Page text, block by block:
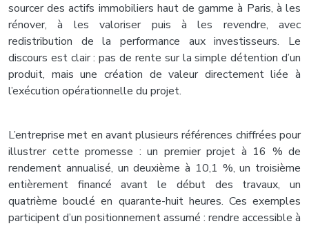
sourcer des actifs immobiliers haut de gamme à Paris, à les
rénover, à les valoriser puis à les revendre, avec
redistribution de la performance aux investisseurs. Le
discours est clair : pas de rente sur la simple détention d’un
produit, mais une création de valeur directement liée à
l’exécution opérationnelle du projet.
L’entreprise met en avant plusieurs références chiffrées pour
illustrer cette promesse : un premier projet à 16 % de
rendement annualisé, un deuxième à 10,1 %, un troisième
entièrement financé avant le début des travaux, un
quatrième bouclé en quarante-huit heures. Ces exemples
participent d’un positionnement assumé : rendre accessible à